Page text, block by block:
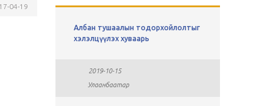
04-19
Албан тушаалын тодорхойлолтыг
хэлэлцүүлэх хуваарь
2019-10-15
Улаанбаатар